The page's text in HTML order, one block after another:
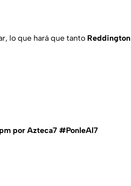
lo que hará que tanto Reddington
por Azteca7 #PonleAl7